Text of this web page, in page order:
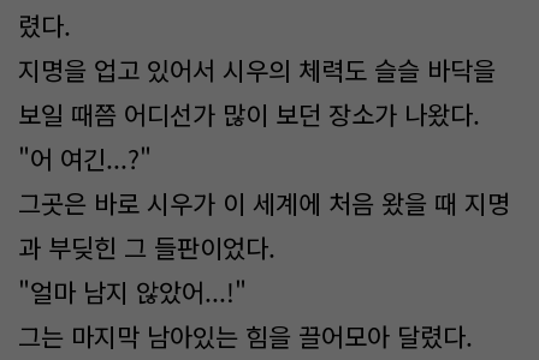
렸다.
지명을 업고 있어서 시우의 체력도 슬슬 바닥을
보일 때쯤 어디선가 많이 보던 장소가 나왔다.
"어 여긴...?"
그곳은 바로 시우가 이 세계에 처음 왔을 때 지명
과 부딪힌 그 들판이었다.
"얼마 남지 않았어...!"
그는 마지막 남아있는 힘을 끌어모아 달렸다.